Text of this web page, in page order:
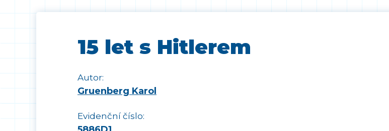
15 let s Hitlerem
Autor:
Gruenberg Karol
Evidenční číslo: